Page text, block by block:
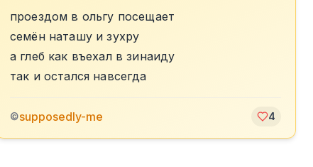
проездом в ольгу посещает
семён наташу и зухру
а глеб как въехал в зинаиду
так и остался навсегда
©supposedly-me 4